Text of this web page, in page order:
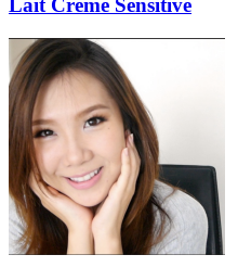
Lait Creme Sensitive